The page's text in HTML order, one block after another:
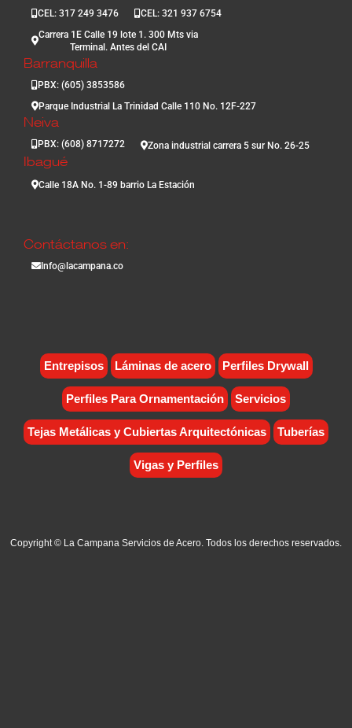
CEL: 317 249 3476
CEL: 321 937 6754
Carrera 1E Calle 19 lote 1. 300 Mts via
Terminal. Antes del CAI
Barranquilla
PBX: (605) 3853586
Parque Industrial La Trinidad Calle 110 No. 12F-227
Neiva
PBX: (608) 8717272 Zona industrial carrera 5 sur No. 26-25
Ibagué
Calle 18A No. 1-89 barrio La Estación
Contáctanos en:
Info@lacampana.co
Entrepisos Láminas de acero Perfiles Drywall
Perfiles Para Ornamentación Servicios
Tejas Metálicas y Cubiertas Arquitectónicas Tuberías
Vigas y Perfiles
Copyright © La Campana Servicios de Acero. Todos los derechos reservados.